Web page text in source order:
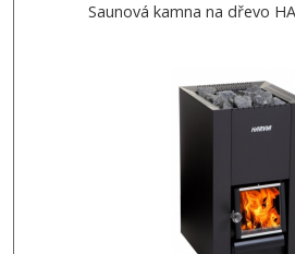
Saunová kamna na dřevo